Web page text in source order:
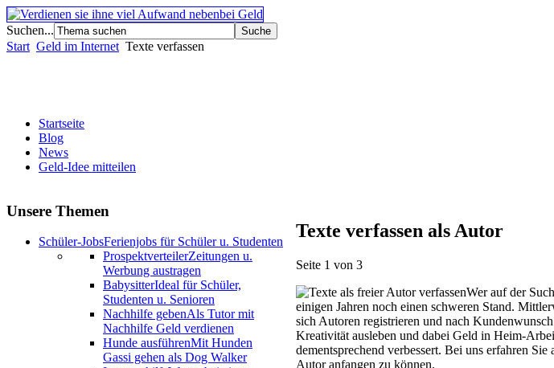
Suchen...
Start Geld im Internet Texte verfassen
Startseite
Blog
News
Geld-Idee mitteilen
Unsere Themen
Schüler-JobsFerienjobs für Schüler u. Studenten
ProspektverteilerZeitungen u.
Werbung austragen
BabysitterIdeal für Schüler,
Studenten u. Senioren
Nachhilfe gebenAls Tutor mit
Nachhilfe Geld verdienen
Hunde ausführenMit Hunden
Gassi gehen als Dog Walker
Texte verfassen als Autor
Seite 1 von 3
Wer auf der
einigen Jahren noch einen schweren Stand.
sich Autoren registrieren und nach
Kreativität ausleben und dabei Geld in Heim-
dementsprechend verbessert. Bei uns erfahren
Autor anfangen zu können.